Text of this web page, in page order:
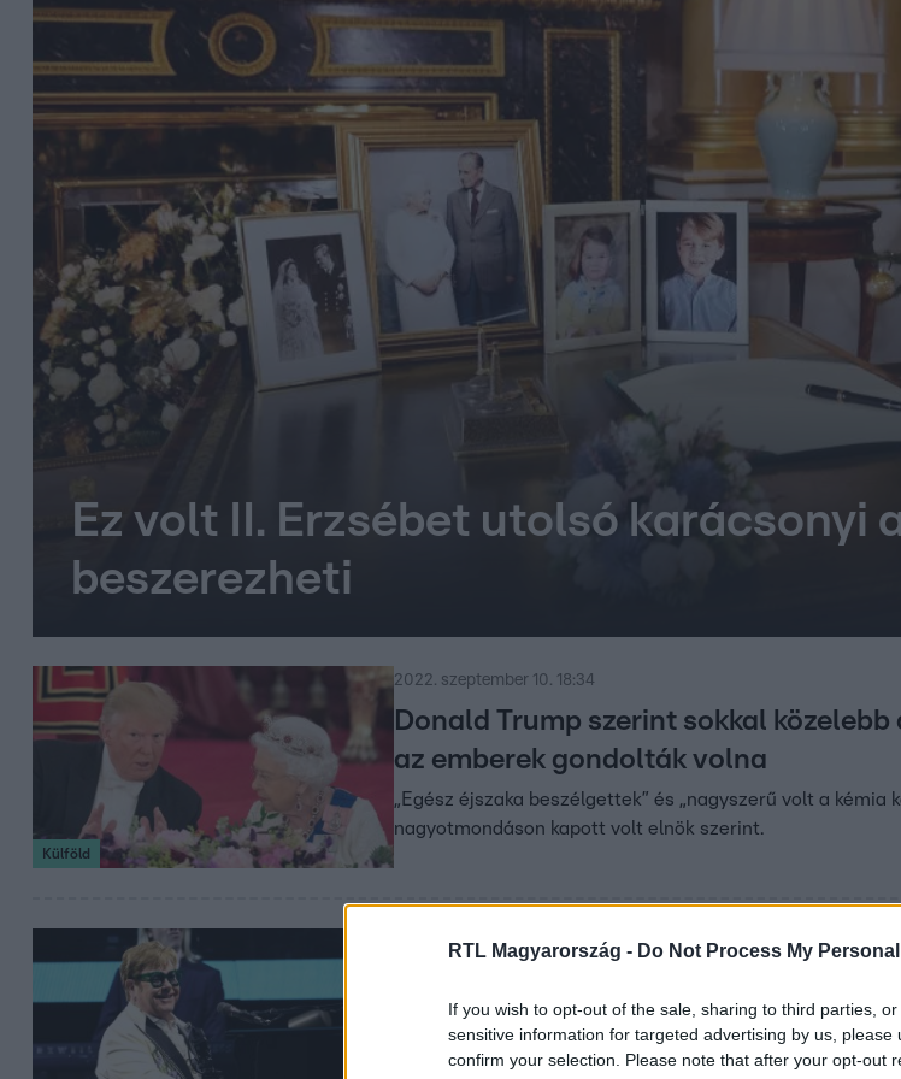
RTL Magyarország - Do Not Process My
If you wish to opt-out of the sale, sharing to third parties,
sensitive information for targeted advertising by us,
confirm your selection. Please note that after your opt-out
Ez volt II. Erzsébet utolsó karácsonyi
beszerezheti
Külföld
2022. szeptember 10. 18:34
Donald Trump szerint sokkal
az emberek gondolták volna
„Egész éjszaka beszélgettek” és „nagyszerű volt a kémia
nagyotmondáson kapott volt elnök szerint.
2022. szeptember 10. 14:19
emlékezett meg II. Erzsébetről
Koncert közben azt mondta a lovaggá ütött énekes: „ma